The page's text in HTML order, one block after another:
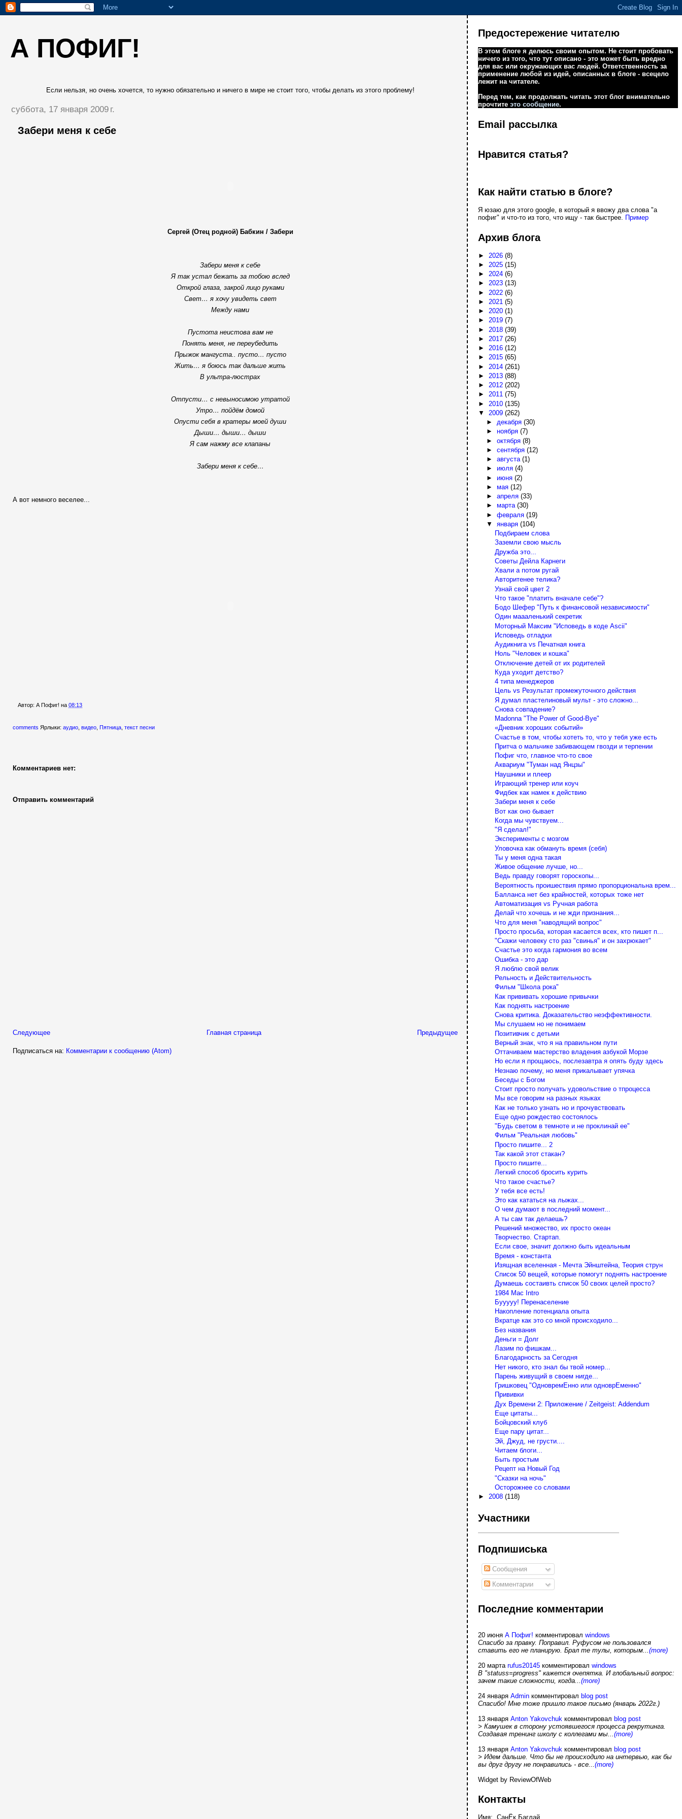
А ПОФИГ!
Если нельзя, но очень хочется, то нужно обязательно и ничего в мире не стоит того, чтобы делать из этого проблему!
суббота, 17 января 2009 г.
Забери меня к себе
Сергей (Отец родной) Бабкин / Забери
Забери меня к себе
Я так устал бежать за тобою вслед
Открой глаза, закрой лицо руками
Свет… я хочу увидеть свет
Между нами
Пустота неистова вам не
Понять меня, не переубедить
Прыжок мангуста.. пусто… пусто
Жить… я боюсь так дальше жить
В ультра-люстрах
Отпусти… с невыносимою утратой
Утро… пойдём домой
Опусти себя в кратеры моей души
Дыши… дыши… дыши
Я сам нажму все клапаны
Забери меня к себе…
А вот немного веселее...
Автор: А Пофиг! на 08:13
comments Ярлыки: аудио видео Пятница текст песни
Комментариев нет:
Отправить комментарий
Следующее Предыдущее
Главная страница
Подписаться на: Комментарии к сообщению (Atom)
Предостережение читателю
В этом блоге я делюсь своим опытом. Не стоит пробовать
ничего из того, что тут описано - это может быть вредно
для вас или окружающих вас людей. Ответственность за
применение любой из идей, описанных в блоге - всецело
лежит на читателе.
Перед тем, как продолжать читать этот блог внимательно
прочтитеэто сообщение.
Email рассылка
Нравится статья?
Как найти статью в блоге?
Я юзаю для этого google, в который я ввожу два слова "а
пофиг" и что-то из того, что ищу - так быстрее. Пример
Архив блога
► 2026(8)
► 2025(15)
►2024(6)
►2023(13)
► 2022(6)
► 2021(5)
►2020(1)
►2019(7)
► 2018(39)
► 2017(26)
►2016(12)
►2015(65)
► 2014(261)
► 2013(88)
►2012(202)
►2011(75)
► 2010(135)
▼ 2009(262)
► декабря (30)
► ноября (7)
► октября (8)
► сентября (12)
► августа (1)
► июля (4)
► июня (2)
► мая (12)
► апреля (33)
► марта (30)
► февраля (19)
▼ января (104)
Подбираем слова
Заземли свою мысль
Дружба это...
Советы Дейла Карнеги
Хвали а потом ругай
Авторитенее телика?
Узнай свой цвет 2
Что такое "платить вначале себе"?
Бодо Шефер "Путь к финансовой независимости"
Один маааленький секретик
Моторный Максим "Исповедь в коде Ascii"
Исповедь отладки
Аудикнига vs Печатная книга
Ноль "Человек и кошка"
Отключение детей от их родителей
Куда уходит детство?
4 типа менеджеров
Цель vs Результат промежуточного действия
Я думал пластелиновый мульт - это сложно...
Снова совпадение?
Madonna "The Power of Good-Bye"
«Дневник хороших событий»
Счастье в том, чтобы хотеть то, что у тебя уже есть
Притча о мальчике забивающем гвозди и терпении
Пофиг что, главное что-то свое
Аквариум "Туман над Янцзы"
Наушники и плеер
Играющий тренер или коуч
Фидбек как намек к действию
Забери меня к себе
Вот как оно бывает
Когда мы чувствуем...
"Я сделал!"
Эксперименты с мозгом
Уловочка как обмануть время (себя)
Ты у меня одна такая
Живое общение лучше, но...
Ведь правду говорят гороскопы...
Вероятность проишествия прямо пропорциональна врем...
Балланса нет без крайностей, которых тоже нет
Автоматизация vs Ручная работа
Делай что хочешь и не жди признания...
Что для меня "наводящий вопрос"
Просто просьба, которая касается всех, кто пишет п...
"Скажи человеку сто раз "свинья" и он захрюкает"
Счастье это когда гармония во всем
Ошибка - это дар
Я люблю свой велик
Рельность и Действительность
Фильм "Школа рока"
Как прививать хорошие привычки
Как поднять настроение
Снова критика. Доказательство неэффективности.
Мы слушаем но не понимаем
Позитивчик с детьми
Верный знак, что я на правильном пути
Оттачиваем мастерство владения азбукой Морзе
Но если я прощаюсь, послезавтра я опять буду здесь
Незнаю почему, но меня прикалывает упячка
Беседы с Богом
Стоит просто получать удовольствие о тпроцесса
Мы все говорим на разных языках
Как не только узнать но и прочувствовать
Еще одно рождество состоялось
"Будь светом в темноте и не проклинай ее"
Фильм "Реальная любовь"
Просто пишите... 2
Так какой этот стакан?
Просто пишите...
Легкий способ бросить курить
Что такое счастье?
У тебя все есть!
Это как кататься на лыжах...
О чем думают в последний момент...
А ты сам так делаешь?
Решений множество, их просто океан
Творчество. Стартап.
Если свое, значит должно быть идеальным
Время - константа
Изящная вселенная - Мечта Эйнштейна, Теория струн
Список 50 вещей, которые помогут поднять настроение
Думаешь состаивть список 50 своих целей просто?
1984 Mac Intro
Бууууу! Перенаселение
Накопление потенциала опыта
Вкратце как это со мной происходило...
Без названия
Деньги = Долг
Лазим по фишкам...
Благодарность за Сегодня
Нет никого, кто знал бы твой номер...
Парень живущий в своем нигде...
Гришковец "ОдновремЕнно или одноврЕменно"
Прививки
Дух Времени 2: Приложение / Zeitgeist: Addendum
Еще цитаты...
Бойцовский клуб
Еще пару цитат...
Эй, Джуд, не грусти....
Читаем блоги...
Быть простым
Рецепт на Новый Год
"Сказки на ночь"
Осторожнее со словами
►2008(118)
Участники
Подпишиська
Сообщения
Комментарии
Последние комментарии
20 июняА Пофиг! комментировалwindows
Спасибо за правку. Поправил. Руфусом не пользовался
ставить его не планирую. Брал те тулы, которым...(more)
20 мартаrufus20145 комментировалwindows
В "statuss=progress" кажется очепятка. И глобальный вопрос:
зачем такие сложности, когда...(more)
24 январяAdmin комментировалblog post
Спасибо! Мне тоже пришло такое письмо (январь 2022г.)
13 январяAnton Yakovchuk комментировалblog post
> Камушек в сторону устоявшегося процесса рекрутинга.
Создавая тренинг школу с коллегами мы...(more)
13 январяAnton Yakovchuk комментировалblog post
> Идем дальше. Что бы не происходило на интервью, как бы
вы друг другу не понравились - все...(more)
Widget by ReviewOfWeb
Контакты
Имя: СанЁк Баглай